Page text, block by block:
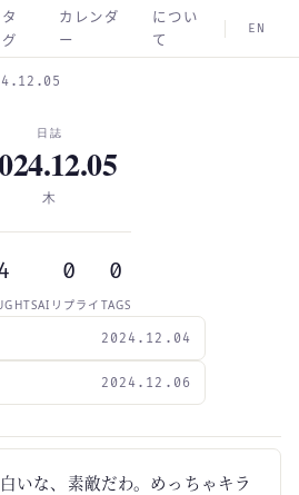
タ
グ
カレンダ
ー
につい
て
EN
2024.12.04
日誌
木
0
AIリプライ
0
TAGS
2024.12.06
いな、素敵だわ。めっちゃキラ